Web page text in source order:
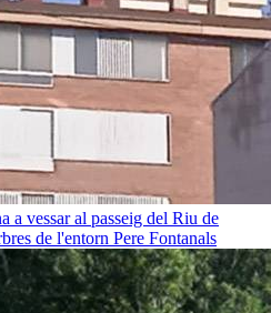
a vessar al passeig del Riu de
de l'entorn Pere Fontanals